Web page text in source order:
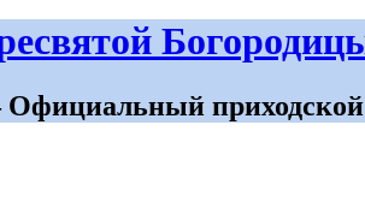
приходской